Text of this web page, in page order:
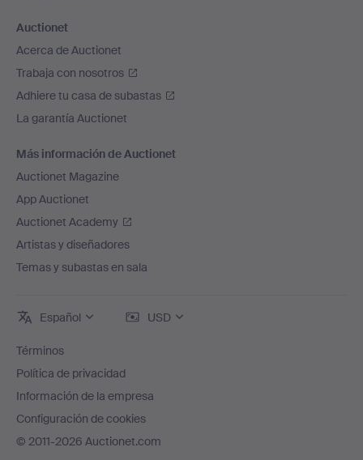
Auctionet
Acerca de Auctionet
Trabaja con nosotros
Adhiere tu casa de subastas
La garantía Auctionet
Más información de Auctionet
Auctionet Magazine
App Auctionet
Auctionet Academy
Artistas y diseñadores
Temas y subastas en sala
Español USD
Términos
Política de privacidad
Información de la empresa
Configuración de cookies
© 2011-2026 Auctionet.com